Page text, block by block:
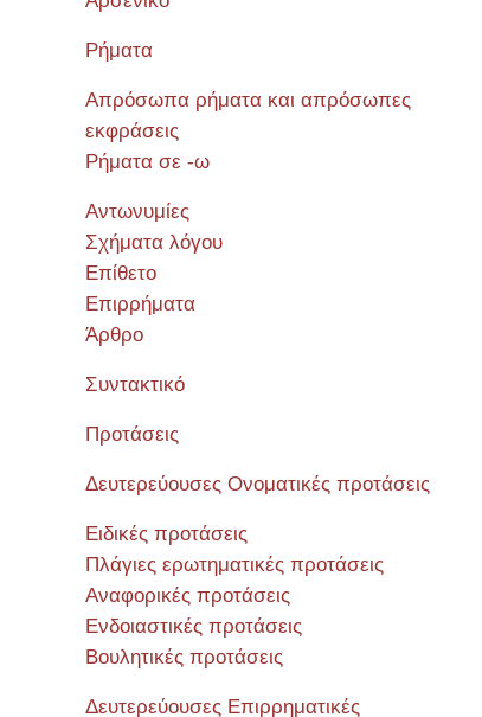
Ρήματα
Απρόσωπα ρήματα και απρόσωπες
εκφράσεις
Ρήματα σε -ω
Αντωνυμίες
Σχήματα λόγου
Επίθετο
Επιρρήματα
Άρθρο
Συντακτικό
Προτάσεις
Δευτερεύουσες Ονοματικές προτάσεις
Ειδικές προτάσεις
Πλάγιες ερωτηματικές προτάσεις
Αναφορικές προτάσεις
Ενδοιαστικές προτάσεις
Βουλητικές προτάσεις
Δευτερεύουσες Επιρρηματικές